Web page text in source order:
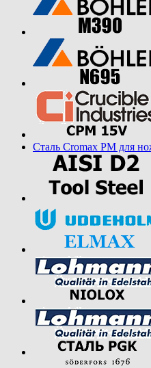
Сталь Cromax PM для